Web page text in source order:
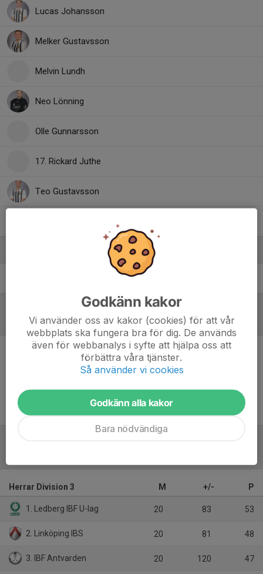
Lucas Johansson
Melker Gustavsson
Melvin Lundh
Neo Lönning
Olle Gunnarsson
17. Rickard Juthe
Teo Gustavsson
Assisterande tränare/Matchcoach U-lag
Referat
Inget referat skrivet
Herrar Division 3 M +/- P
1. Ledberg IBF U-lag 20 83 53
2. Linköping IBS 20 81 48
3. IBF Antvarden 20 120 47
Godkänn kakor
Vi använder oss av kakor (cookies) för att vår
webbplats ska fungera bra för dig. De används
även för webbanalys i syfte att hjälpa oss att
förbättra våra tjänster.
Så använder vi cookies
Godkänn alla kakor
Bara nödvändiga